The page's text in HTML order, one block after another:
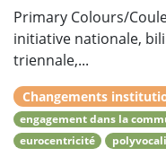
Primary Colours/
initiative nationale,
triennale,...
Changements
engagement dans la
eurocentricité